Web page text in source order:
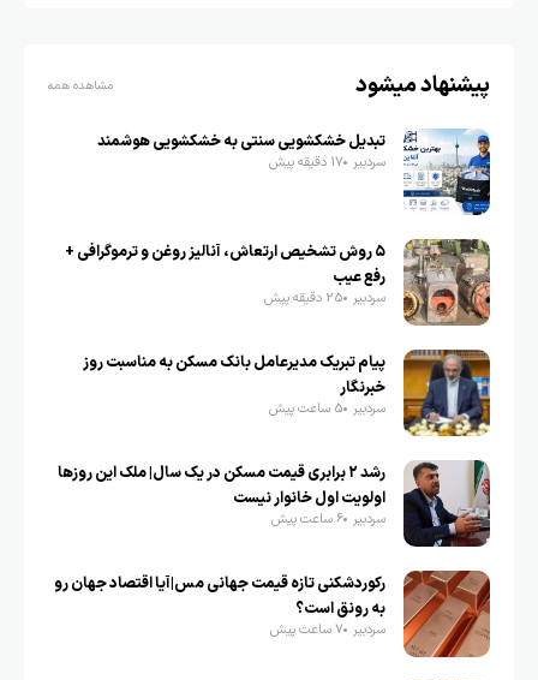
پیشنهاد میشود مشاهده همه
تبدیل خشکشویی سنتی به خشکشویی هوشمند
سردبیر 17 دقیقه پیش
۵ روش تشخیص ارتعاش، آنالیز روغن و ترموگرافی +
رفع عیب
سردبیر 25 دقیقه پیش
پیام تبریک مدیرعامل بانک مسکن به مناسبت روز
خبرنگار
سردبیر 5 ساعت پیش
رشد ۲ برابری قیمت مسکن در یک سال| ملک این روزها
اولویت اول خانوار نیست
سردبیر 6 ساعت پیش
رکوردشکنی تازه قیمت جهانی مس|آیا اقتصاد جهان رو
به رونق است؟
سردبیر 7 ساعت پیش